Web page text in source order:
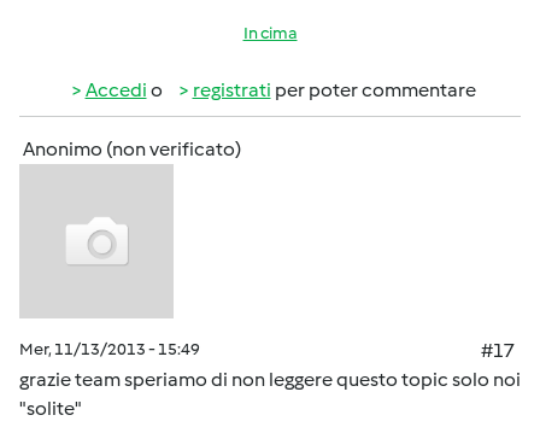
In cima
Accedi o registrati per poter commentare
Anonimo (non verificato)
Mer, 11/13/2013 - 15:49
#17
grazie team speriamo di non leggere questo topic solo noi
"solite"